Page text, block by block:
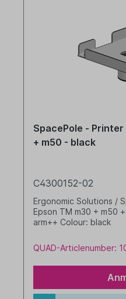
SpacePole -
+ m50 - black
C4300152-02
Ergonomic Solutions /
Epson TM m30 + m50
arm++ Colour: black
QUAD-Articlenumber: